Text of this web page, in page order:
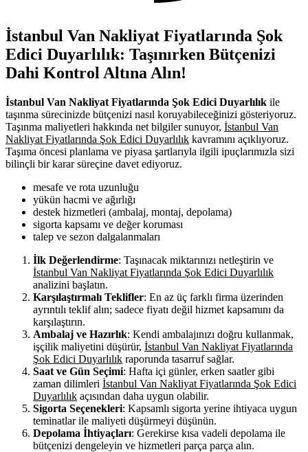
İstanbul Van Nakliyat Fiyatlarında Şok
Edici Duyarlılık: Taşınırken Bütçenizi
Dahi Kontrol Altına Alın!
İstanbul Van Nakliyat Fiyatlarında Şok Edici Duyarlılık ile
taşınma sürecinizde bütçenizi nasıl koruyabileceğinizi gösteriyoruz.
Taşınma maliyetleri hakkında net bilgiler sunuyor, İstanbul Van
Nakliyat Fiyatlarında Şok Edici Duyarlılık kavramını açıklıyoruz.
Taşıma öncesi planlama ve piyasa şartlarıyla ilgili ipuçlarımızla sizi
bilinçli bir karar süreçine davet ediyoruz.
mesafe ve rota uzunluğu
yükün hacmi ve ağırlığı
destek hizmetleri (ambalaj, montaj, depolama)
sigorta kapsamı ve değer koruması
talep ve sezon dalgalanmaları
İlk Değerlendirme: Taşınacak miktarınızı netleştirin ve
İstanbul Van Nakliyat Fiyatlarında Şok Edici Duyarlılık
analizini başlatın.
Karşılaştırmalı Teklifler: En az üç farklı firma üzerinden
ayrıntılı teklif alın; sadece fiyatı değil hizmet kapsamını da
karşılaştırın.
Ambalaj ve Hazırlık: Kendi ambalajınızı doğru kullanmak,
işçilik maliyetini düşürür, İstanbul Van Nakliyat Fiyatlarında
Şok Edici Duyarlılık raporunda tasarruf sağlar.
Saat ve Gün Seçimi: Hafta içi günler, erken saatler gibi
zaman dilimleri İstanbul Van Nakliyat Fiyatlarında Şok Edici
Duyarlılık açısından daha uygun olabilir.
Sigorta Seçenekleri: Kapsamlı sigorta yerine ihtiyaca uygun
teminatlar ile maliyeti düşürmeyi düşünün.
Depolama İhtiyaçları: Gerekirse kısa vadeli depolama ile
bütçenizi dengeleyin ve hizmetleri parça parça alın.